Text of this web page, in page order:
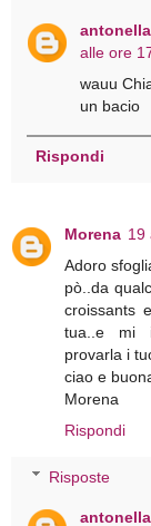
alle ore
wauu
un bacio
Rispondi
Morena 19
Adoro
pò..da
croissants
tua..e mi
provarla i
ciao e
Morena
Rispondi
Risposte